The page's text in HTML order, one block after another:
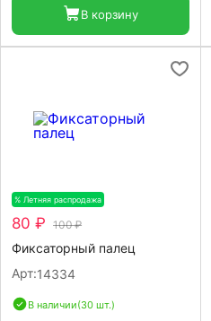
В корзину
% Летняя распродажа
80 ₽ 100 ₽
Фиксаторный палец
Арт:14334
В наличии(30 шт.)